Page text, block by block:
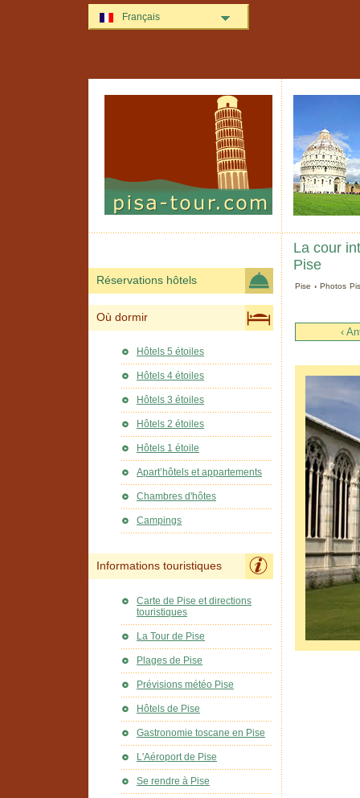
La cour
Pise
Pise ›Photos
‹
Réservations hôtels
Où dormir
Hôtels 5 étoiles
Hôtels 4 étoiles
Hôtels 3 étoiles
Hôtels 2 étoiles
Hôtels 1 étoile
Apart’hôtels et appartements
Chambres d'hôtes
Campings
Informations touristiques
Carte de Pise et directions
touristiques
La Tour de Pise
Plages de Pise
Prévisions météo Pise
Hôtels de Pise
Gastronomie toscane en Pise
L'Aéroport de Pise
Se rendre à Pise
Français